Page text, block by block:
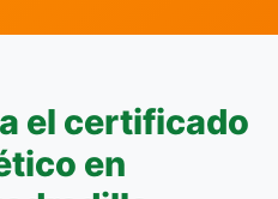
el certificado
en